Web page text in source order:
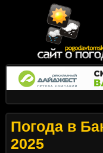
Погода в
2025